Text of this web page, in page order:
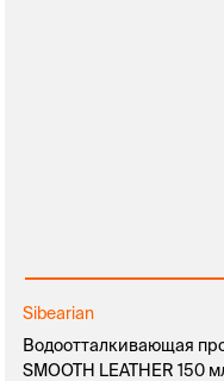
Sibearian
Водоотталкивающая
SMOOTH LEATHER 150